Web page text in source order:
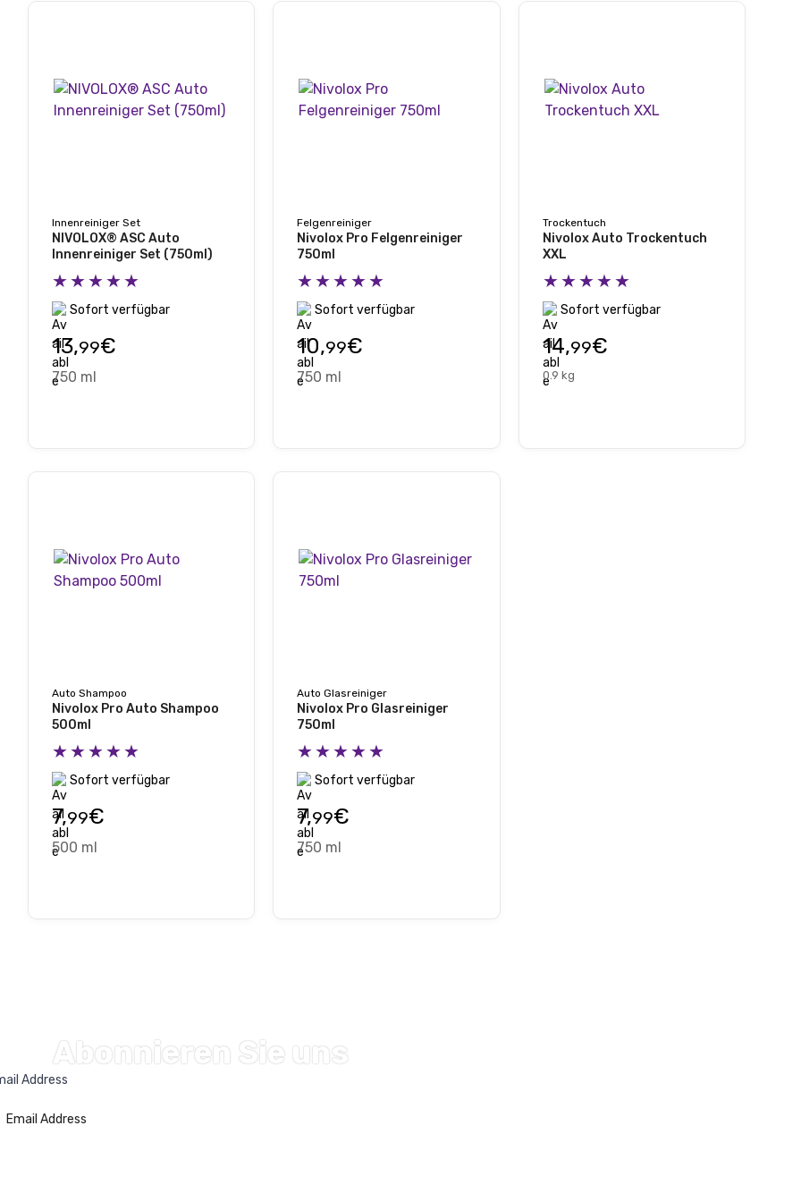
Innenreiniger Set
NIVOLOX® ASC Auto
Innenreiniger Set (750ml)
★★★★★
Sofort verfügbar
13,99€
750 ml
Felgenreiniger
Nivolox Pro Felgenreiniger
750ml
★★★★★
Sofort verfügbar
10,99€
750 ml
Trockentuch
Nivolox Auto Trockentuch
XXL
★★★★★
Sofort verfügbar
14,99€
0.9 kg
Auto Shampoo
Nivolox Pro Auto Shampoo
500ml
★★★★★
Sofort verfügbar
7,99€
500 ml
Auto Glasreiniger
Nivolox Pro Glasreiniger
750ml
★★★★★
Sofort verfügbar
7,99€
750 ml
Abonnieren Sie uns
Address